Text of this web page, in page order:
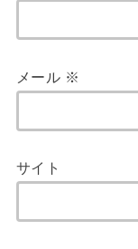
メール ※
サイト